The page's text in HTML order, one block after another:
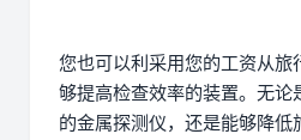
您也可以利采用您的工资从旅
够提高检查效率的装置。无论
的金属探测仪，还是能够降低